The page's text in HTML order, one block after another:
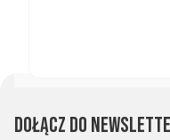
Dołącz do